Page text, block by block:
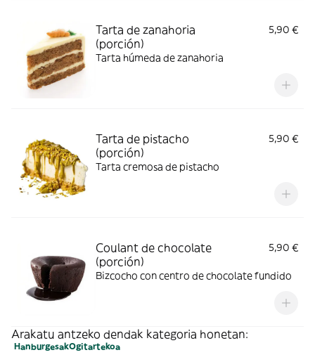
Tarta de zanahoria
(porción)
5,90 €
Tarta húmeda de zanahoria
Tarta de pistacho
(porción)
5,90 €
Tarta cremosa de pistacho
Coulant de chocolate
(porción)
5,90 €
Bizcocho con centro de chocolate fundido
Arakatu antzeko dendak kategoria honetan:
HanburgesakOgitartekoa